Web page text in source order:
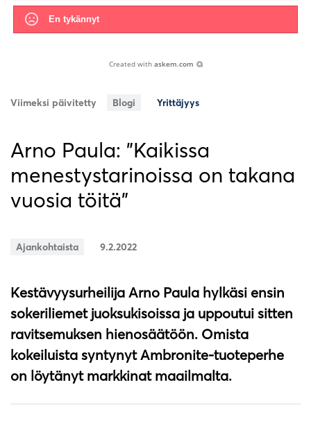
En tykännyt
Created with askem.com
Viimeksi päivitetty Blogi Yrittäjyys
Arno Paula: ”Kaikissa
menestystarinoissa on takana
vuosia töitä”
Ajankohtaista 9.2.2022
Kestävyysurheilija Arno Paula hylkäsi ensin
sokeriliemet juoksukisoissa ja uppoutui sitten
ravitsemuksen hienosäätöön. Omista
kokeiluista syntynyt Ambronite-tuoteperhe
on löytänyt markkinat maailmalta.